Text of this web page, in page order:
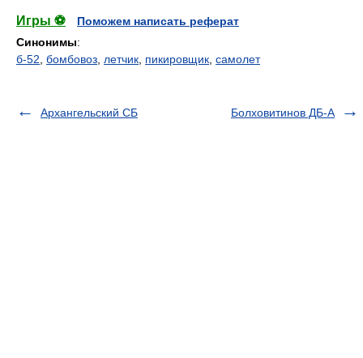
Игры ⚽
Поможем написать реферат
Синонимы:
б-52 бомбовоз летчик пикировщик самолет
Архангельский СБ Болховитинов ДБ-А